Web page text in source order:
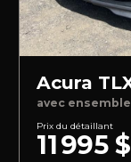
Acura
avec
Prix du détaillant
11 995 $